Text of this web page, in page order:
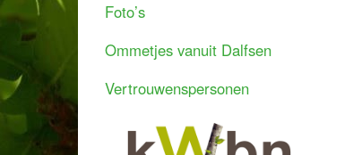
Foto’s
Ommetjes vanuit Dalfsen
Vertrouwenspersonen